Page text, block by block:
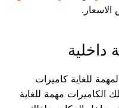
داخلية
للغاية كاميرات
الكاميرات مهمة للغاية